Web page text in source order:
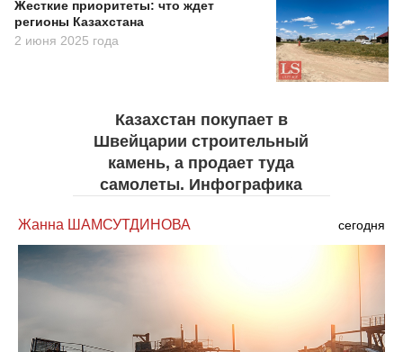
Жесткие приоритеты: что ждет
регионы Казахстана
2 июня 2025 года
Казахстан покупает в
Швейцарии строительный
камень, а продает туда
самолеты. Инфографика
Жанна ШАМСУТДИНОВА сегодня